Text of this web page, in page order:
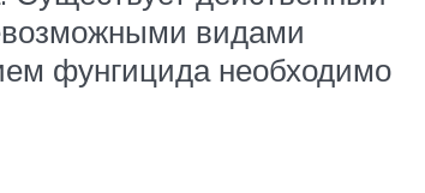
видами
фунгицида необходимо